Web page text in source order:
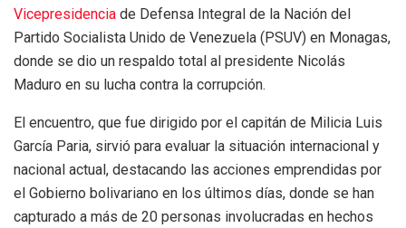
Vicepresidencia de Defensa Integral de la Nación del
Partido Socialista Unido de Venezuela (PSUV) en Monagas,
donde se dio un respaldo total al presidente Nicolás
Maduro en su lucha contra la corrupción.
El encuentro, que fue dirigido por el capitán de Milicia Luis
García Paria, sirvió para evaluar la situación internacional y
nacional actual, destacando las acciones emprendidas por
el Gobierno bolivariano en los últimos días, donde se han
capturado a más de 20 personas involucradas en hechos